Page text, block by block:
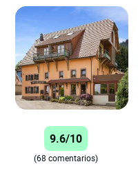
9.6/10
(68 comentarios)